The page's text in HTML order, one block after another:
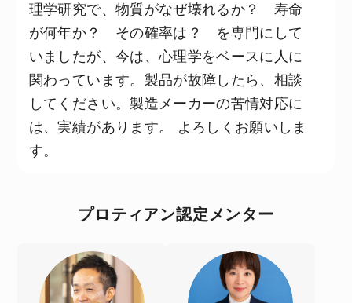
理学研究で、物質がなぜ壊れるか？ 寿命
が何年か？ その確率は？ を専門にして
いましたが、今は、心理学をベースに人に
関わっています。製品が故障したら、相談
してください。製造メーカーの苦情対応に
は、実績があります。 よろしくお願いしま
す。
プロティアン認定メンター